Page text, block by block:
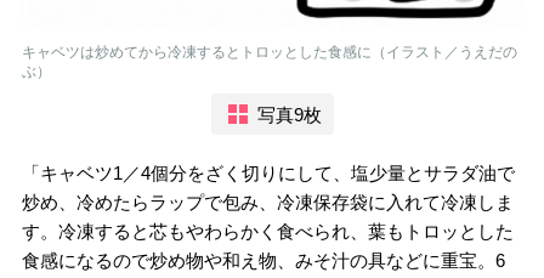
キャベツは炒めてから冷凍するとトロッとした食感に（イラスト／うえだの
ぶ）
写真9枚
「キャベツ1／4個分をざく切りにして、塩少量とサラダ油で
炒め、冷めたらラップで包み、冷凍保存袋に入れて冷凍しま
す。冷凍すると芯もやわらかく食べられ、葉もトロッとした
食感になるので炒め物や和え物、みそ汁の具などに重宝。6